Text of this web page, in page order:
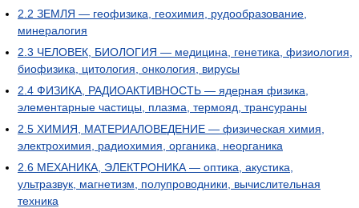
2.2 ЗЕМЛЯ — геофизика, геохимия, рудообразование,
минералогия
2.3 ЧЕЛОВЕК, БИОЛОГИЯ — медицина, генетика, физиология,
биофизика, цитология, онкология, вирусы
2.4 ФИЗИКА, РАДИОАКТИВНОСТЬ — ядерная физика,
элементарные частицы, плазма, термояд, трансураны
2.5 ХИМИЯ, МАТЕРИАЛОВЕДЕНИЕ — физическая химия,
электрохимия, радиохимия, органика, неорганика
2.6 МЕХАНИКА, ЭЛЕКТРОНИКА — оптика, акустика,
ультразвук, магнетизм, полупроводники, вычислительная
техника